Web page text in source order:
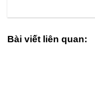
Bài viết liên quan: